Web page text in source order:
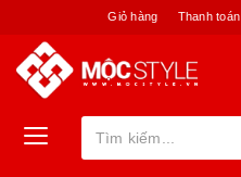
Giỏ hàng Thanh toán